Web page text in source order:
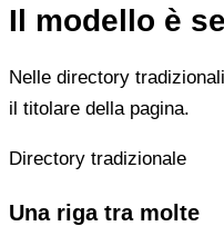
Il modello è
Nelle directory
il titolare della pagina.
Directory tradizionale
Una riga tra molte